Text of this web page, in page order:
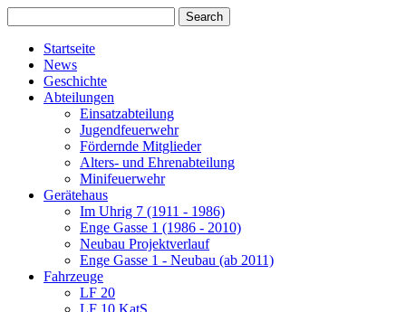
Startseite
News
Geschichte
Abteilungen
Einsatzabteilung
Jugendfeuerwehr
Fördernde Mitglieder
Alters- und Ehrenabteilung
Minifeuerwehr
Gerätehaus
Im Uhrig 7 (1911 - 1986)
Enge Gasse 1 (1986 - 2010)
Neubau Projektverlauf
Enge Gasse 1 - Neubau (ab 2011)
Fahrzeuge
LF 20
LF 10 KatS